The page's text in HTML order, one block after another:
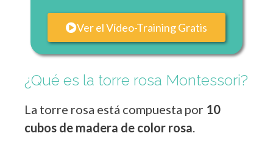
Ver el Vídeo-Training Gratis
¿Qué es la torre rosa Montessori?
La torre rosa está compuesta por 10
cubos de madera de color rosa.